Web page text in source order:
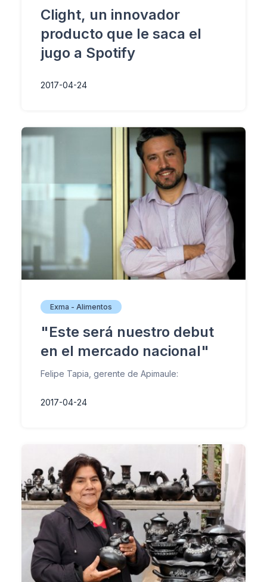
Clight, un innovador
producto que le saca el
jugo a Spotify
2017-04-24
Exma - Alimentos
"Este será nuestro debut
en el mercado nacional"
Felipe Tapia, gerente de Apimaule:
2017-04-24